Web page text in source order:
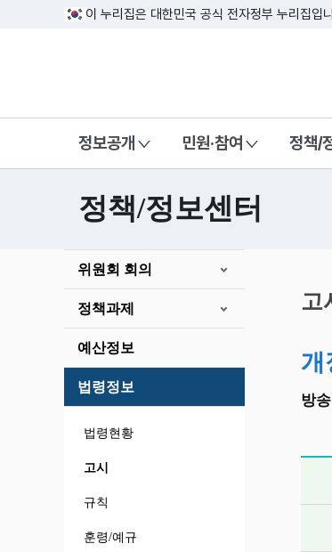
이 누리집은 대한민국 공식 전자정부 누리집입
정보공개 민원·참여 정책/
정책/정보센터
위원회 회의
정책과제
예산정보
법령정보
법령현황
고시
규칙
훈령/예규
시
작
고
개
방